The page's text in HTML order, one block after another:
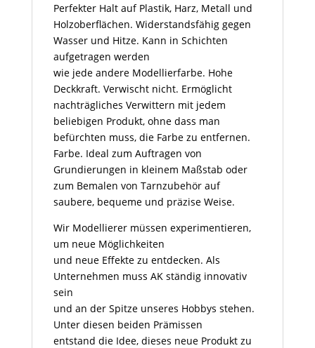
Perfekter Halt auf Plastik, Harz, Metall und
Holzoberflächen. Widerstandsfähig gegen
Wasser und Hitze. Kann in Schichten
aufgetragen werden
wie jede andere Modellierfarbe. Hohe
Deckkraft. Verwischt nicht. Ermöglicht
nachträgliches Verwittern mit jedem
beliebigen Produkt, ohne dass man
befürchten muss, die Farbe zu entfernen.
Farbe. Ideal zum Auftragen von
Grundierungen in kleinem Maßstab oder
zum Bemalen von Tarnzubehör auf
saubere, bequeme und präzise Weise.
Wir Modellierer müssen experimentieren,
um neue Möglichkeiten
und neue Effekte zu entdecken. Als
Unternehmen muss AK ständig innovativ
sein
und an der Spitze unseres Hobbys stehen.
Unter diesen beiden Prämissen
entstand die Idee, dieses neue Produkt zu